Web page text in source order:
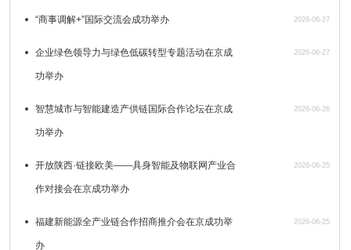
“商事调解+”国际交流会成功举办 2026-06-27
企业绿色领导力与绿色低碳转型专题活动在京成
功举办
2026-06-27
智慧城市与智能建造产供链国际合作论坛在京成
功举办
2026-06-26
开放陕西·链接欧美——具身智能及物联网产业合
作对接会在京成功举办
2026-06-25
福建新能源全产业链合作招商推介会在京成功举
办
2026-06-25